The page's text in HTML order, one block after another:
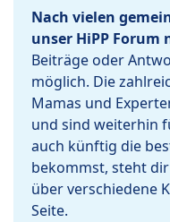
Nach vielen
unser HiPP
Beiträge oder
möglich. Die
Mamas und
und sind weiterhin
auch künftig die
bekommst, steht
über verschiedene
Seite.